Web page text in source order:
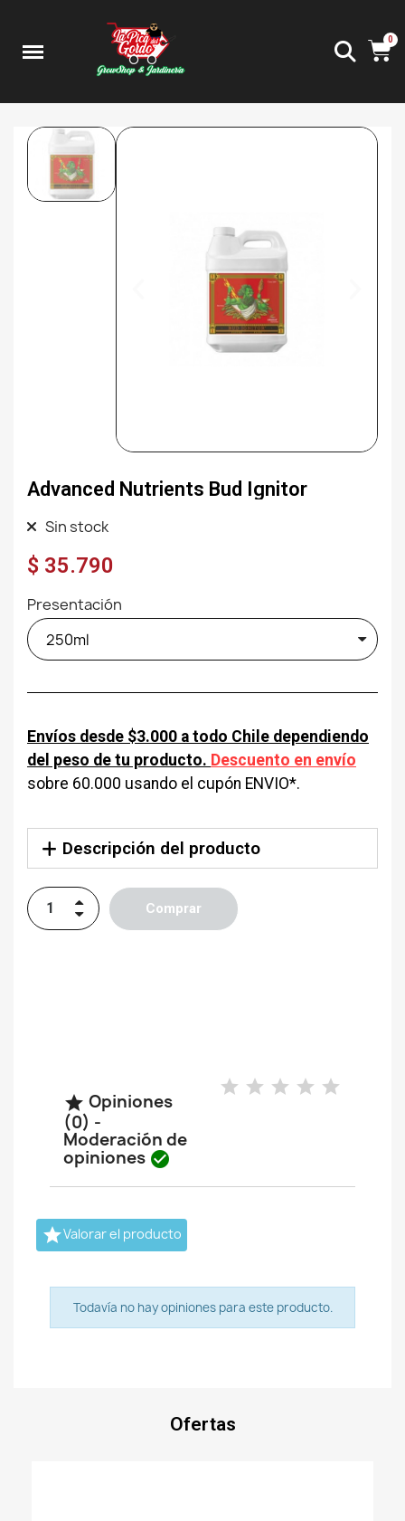
Advanced Nutrients Bud Ignitor
Sin stock
$ 35.790
Presentación
Envíos desde $3.000 a todo Chile dependiendo
del peso de tu producto. Descuento en envío
sobre 60.000 usando el cupón ENVIO*.
Descripción del producto
Comprar
 Opiniones
(0) -
Moderación de
opiniones 
Valorar el producto
Todavía no hay opiniones para este producto.
Ofertas